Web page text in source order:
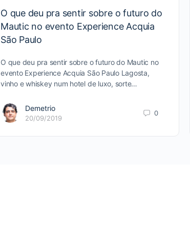
O que deu pra sentir sobre o futuro do
Mautic no evento Experience Acquia
São Paulo
O que deu pra sentir sobre o futuro do Mautic no
evento Experience Acquia São Paulo Lagosta,
vinho e whiskey num hotel de luxo, sorte…
Demetrio
20/09/2019
0